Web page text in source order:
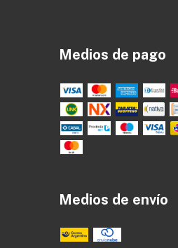
Medios de pago
Medios de envío